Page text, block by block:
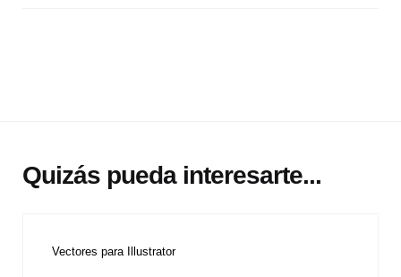
Quizás pueda interesarte...
Vectores para Illustrator